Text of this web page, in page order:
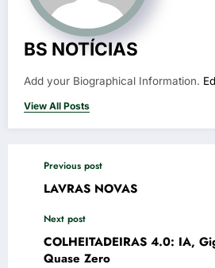
BS NOTÍCIAS
Add your Biographical Information.
View All Posts
Previous post
LAVRAS NOVAS
Next post
COLHEITADEIRAS 4.0: IA,
Quase Zero